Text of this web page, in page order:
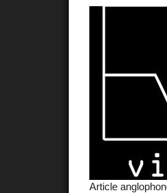
Article